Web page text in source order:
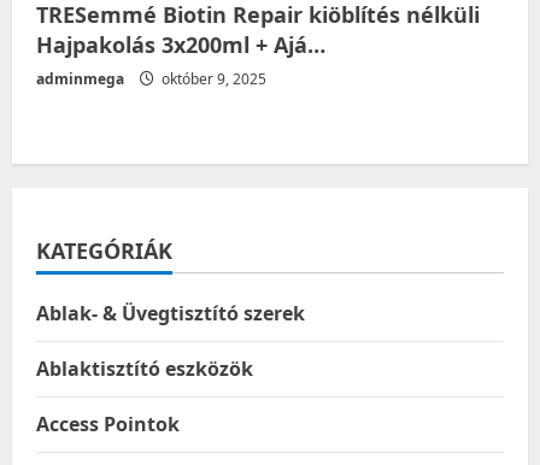
TRESemmé Biotin Repair kiöblítés nélküli
Hajpakolás 3x200ml + Ajá…
adminmega október 9, 2025
KATEGÓRIÁK
Ablak- & Üvegtisztító szerek
Ablaktisztító eszközök
Access Pointok